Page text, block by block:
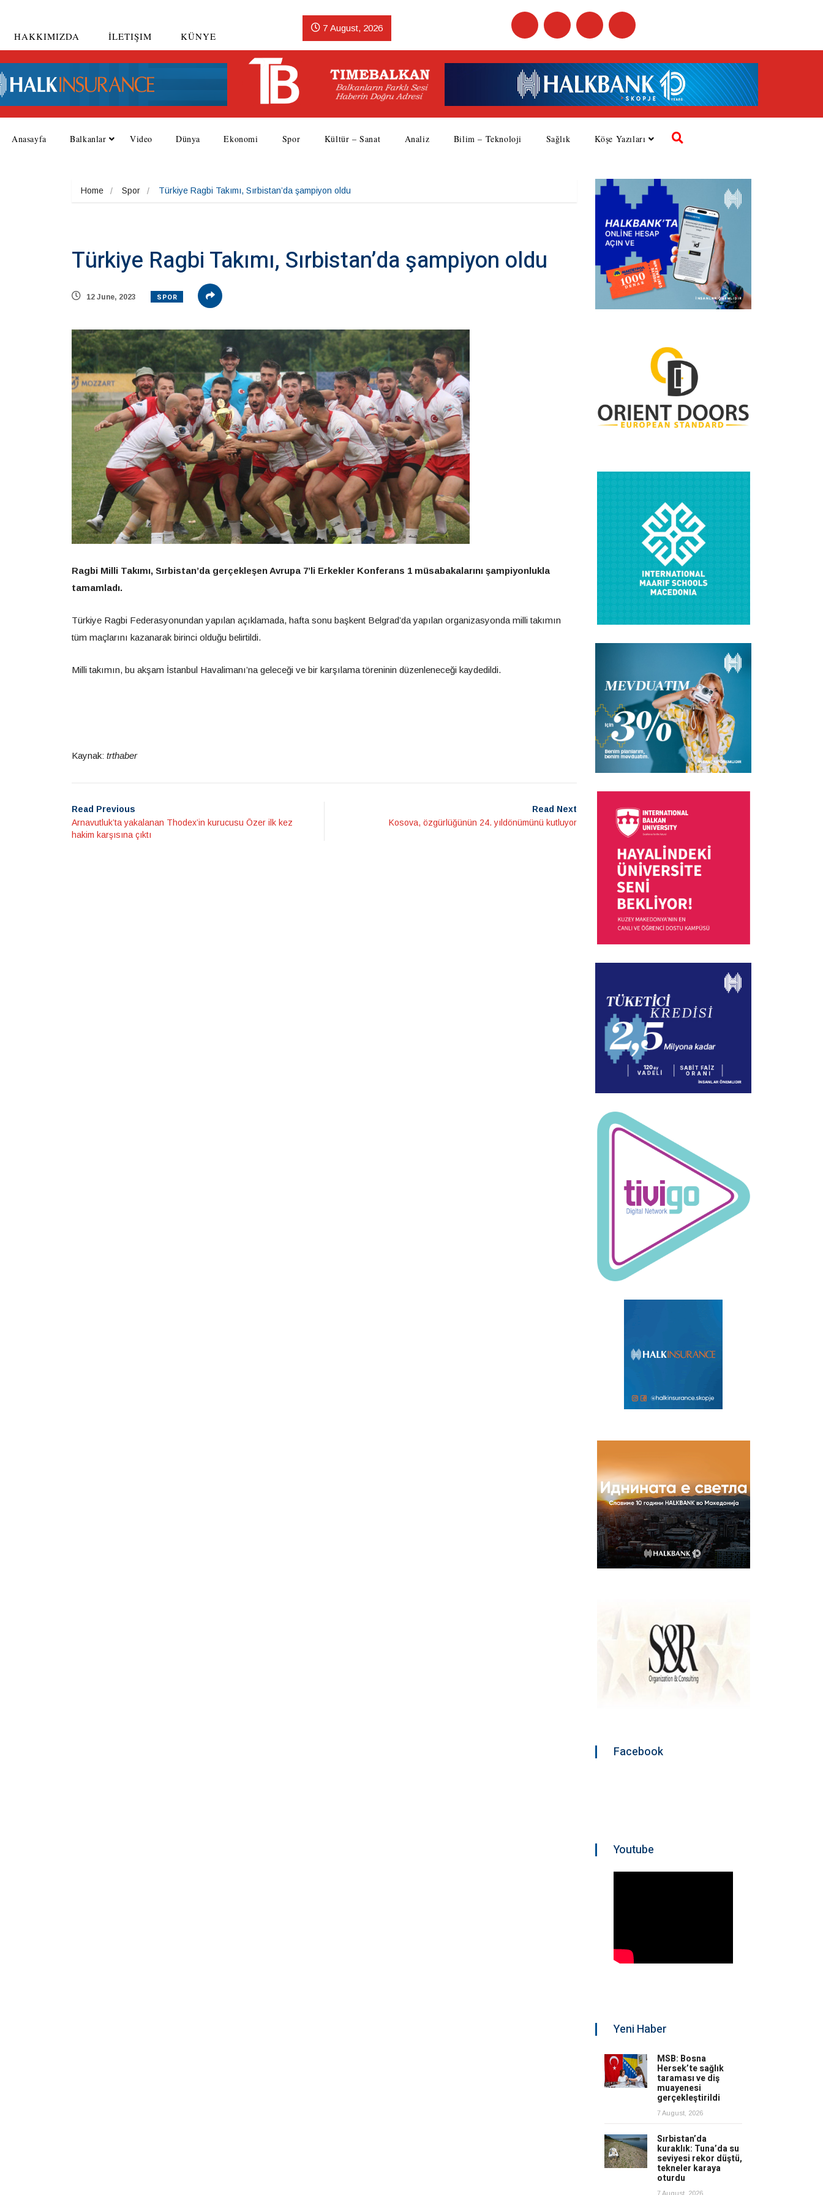
HAKKIMIZDA İLETIŞIM KÜNYE
7 August, 2026
Anasayfa Balkanlar Video Dünya Ekonomi Spor Kültür – Sanat Analiz Bilim – Teknoloji Sağlık Köşe Yazıları
Home Spor Türkiye Ragbi Takımı, Sırbistan’da şampiyon oldu
Türkiye Ragbi Takımı, Sırbistan’da şampiyon oldu
12 June, 2023 SPOR
Ragbi Milli Takımı, Sırbistan’da gerçekleşen Avrupa 7’li Erkekler Konferans 1 müsabakalarını şampiyonlukla
tamamladı.
Türkiye Ragbi Federasyonundan yapılan açıklamada, hafta sonu başkent Belgrad’da yapılan organizasyonda milli takımın
tüm maçlarını kazanarak birinci olduğu belirtildi.
Milli takımın, bu akşam İstanbul Havalimanı’na geleceği ve bir karşılama töreninin düzenleneceği kaydedildi.
Kaynak: trthaber
Read Previous
Arnavutluk’ta yakalanan Thodex’in kurucusu Özer ilk kez
hakim karşısına çıktı
Read Next
Kosova, özgürlüğünün 24. yıldönümünü kutluyor
Facebook
Youtube
Yeni Haber
MSB: Bosna
Hersek’te sağlık
taraması ve diş
muayenesi
gerçekleştirildi
7 August, 2026
Sırbistan’da
kuraklık: Tuna’da su
seviyesi rekor düştü,
tekneler karaya
oturdu
7 August, 2026